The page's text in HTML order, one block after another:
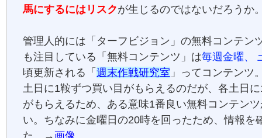
馬にするにはリスクが生じるのではないだろうか
管理人的には「ターフビジョン」の無料コンテン
も注目している「無料コンテンツ」は毎週金曜、
頃更新される「週末作戦研究室 」ってコンテンツ
土日に1鞍ずつ買い目がもらえるのだが、各土日
がもらえるため、ある意味1番良い無料コンテン
い。ちなみに金曜日の20時を回ったため、情報を